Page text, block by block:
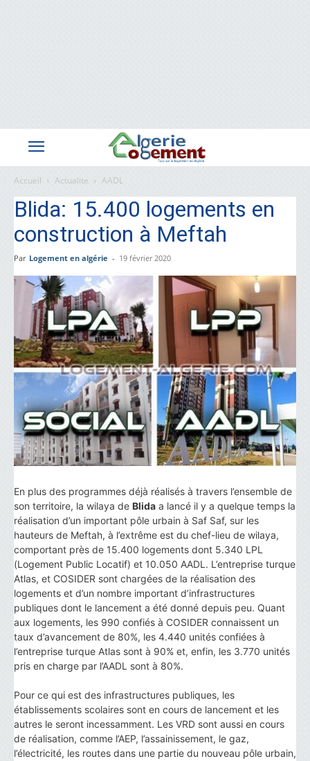
Accueil Actualite AADL
Blida: 15.400 logements en
construction à Meftah
Par Logement en algérie - 19 février 2020
En plus des programmes déjà réalisés à travers l’ensemble de
son territoire, la wilaya de Blida a lancé il y a quelque temps la
réalisation d’un important pôle urbain à Saf Saf, sur les
hauteurs de Meftah, à l’extrême est du chef-lieu de wilaya,
comportant près de 15.400 logements dont 5.340 LPL
(Logement Public Locatif) et 10.050 AADL. L’entreprise turque
Atlas, et COSIDER sont chargées de la réalisation des
logements et d’un nombre important d’infrastructures
publiques dont le lancement a été donné depuis peu. Quant
aux logements, les 990 confiés à COSIDER connaissent un
taux d’avancement de 80%, les 4.440 unités confiées à
l’entreprise turque Atlas sont à 90% et, enfin, les 3.770 unités
pris en charge par l’AADL sont à 80%.
Pour ce qui est des infrastructures publiques, les
établissements scolaires sont en cours de lancement et les
autres le seront incessamment. Les VRD sont aussi en cours
de réalisation, comme l’AEP, l’assainissement, le gaz,
l’électricité, les routes dans une partie du nouveau pôle urbain,